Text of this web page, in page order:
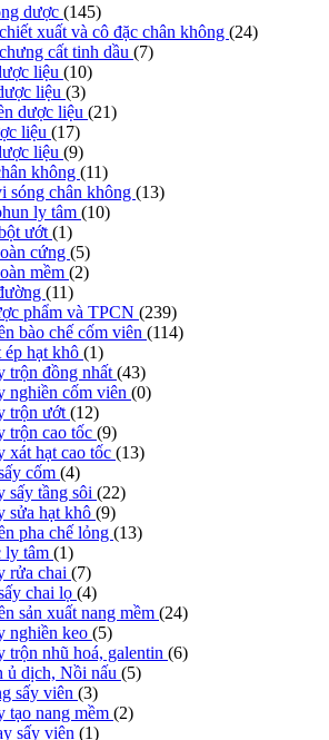
dược (145)
xuất và cô đặc chân không (24)
cất tinh dầu (7)
liệu (10)
liệu (3)
dược liệu (21)
liệu (17)
liệu (9)
không (11)
sóng chân không (13)
ly tâm (10)
ướt (1)
cứng (5)
mềm (2)
(11)
phẩm và TPCN (239)
bào chế cốm viên (114)
ép hạt khô (1)
trộn đồng nhất (43)
nghiền cốm viên (0)
trộn ướt (12)
trộn cao tốc (9)
xát hạt cao tốc (13)
cốm (4)
sấy tầng sôi (22)
sửa hạt khô (9)
pha chế lỏng (13)
ly tâm (1)
rửa chai (7)
chai lọ (4)
sản xuất nang mềm (24)
nghiền keo (5)
trộn nhũ hoá, galentin (6)
ủ dịch, Nồi nấu (5)
sấy viên (3)
tạo nang mềm (2)
sấy viên (1)